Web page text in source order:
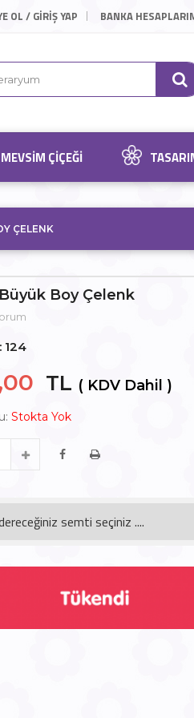
OL / GİRİŞ YAP BANKA
MEVSIM ÇIÇEĞI
ÇELENK
Boy Çelenk
124
TL ( KDV Dahil )
Stokta Yok